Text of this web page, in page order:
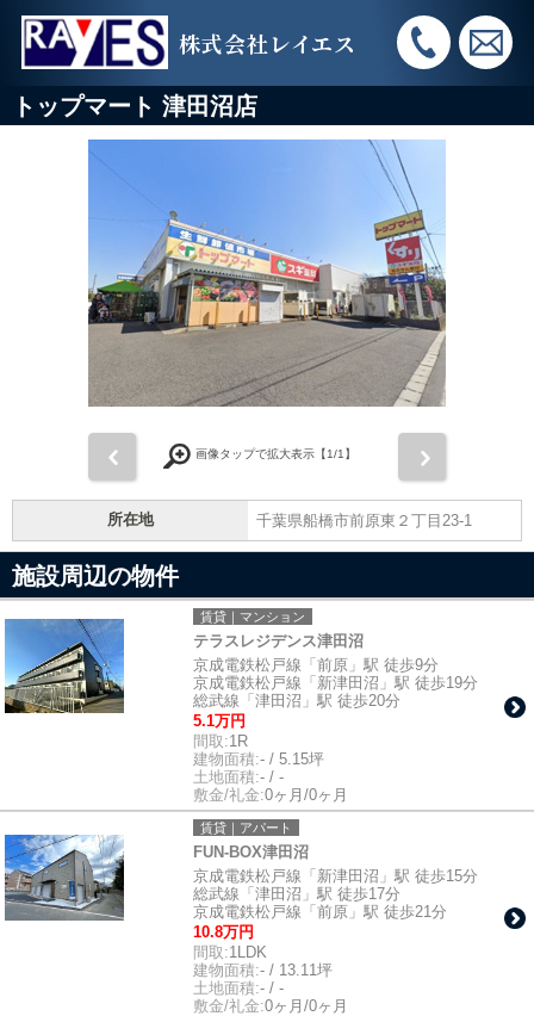
株式会社レイエス
トップマート 津田沼店
画像タップで拡大表示【1/1】
所在地 千葉県船橋市前原東２丁目23-1
施設周辺の物件
賃貸｜マンション
テラスレジデンス津田沼
京成電鉄松戸線「前原」駅 徒歩9分
京成電鉄松戸線「新津田沼」駅 徒歩19分
総武線「津田沼」駅 徒歩20分
5.1万円
間取:1R
建物面積:- / 5.15坪
土地面積:- / -
敷金/礼金:0ヶ月/0ヶ月
賃貸｜アパート
FUN-BOX津田沼
京成電鉄松戸線「新津田沼」駅 徒歩15分
総武線「津田沼」駅 徒歩17分
京成電鉄松戸線「前原」駅 徒歩21分
10.8万円
間取:1LDK
建物面積:- / 13.11坪
土地面積:- / -
敷金/礼金:0ヶ月/0ヶ月